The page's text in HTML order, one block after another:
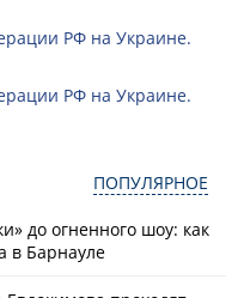
РФ на Украине.
РФ на Украине.
ПОПУЛЯРНОЕ
до огненного шоу: как
в Барнауле